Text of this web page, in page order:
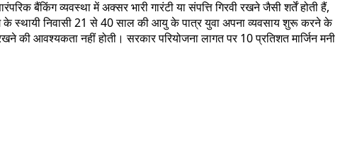
बैंकिंग व्यवस्था में अक्सर भारी गारंटी या संपत्ति गिरवी रखने जैसी शर्तें होती हैं,
के स्थायी निवासी 21 से 40 साल की आयु के पात्र युवा अपना व्यवसाय शुरू करने के
आवश्यकता नहीं होती। सरकार परियोजना लागत पर 10 प्रतिशत मार्जिन मनी